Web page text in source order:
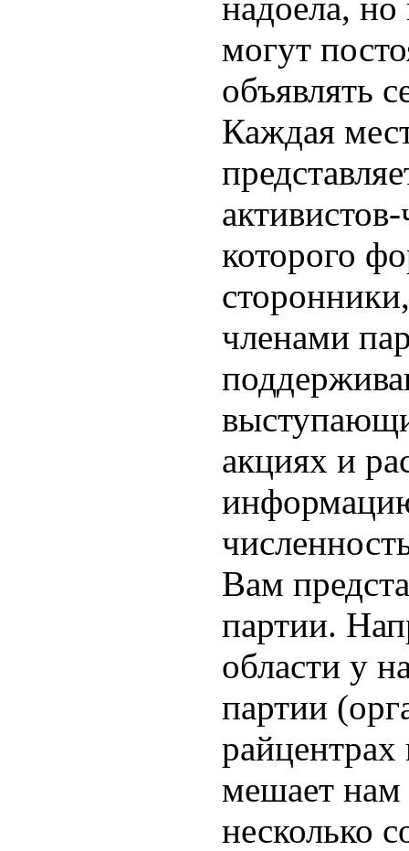
могут
объявлять
Каждая
которого
членами
акциях и
Вам
партии.
области у
партии
мешает нам
несколько